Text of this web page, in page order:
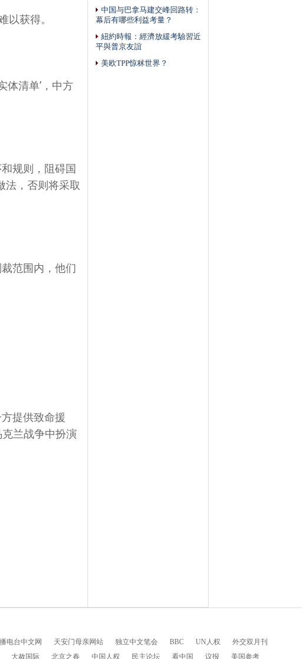
以获得。
体清单’，中方
规则，阻碍国
法，否则将采取
范围内，他们
提供致命援
兰战争中扮演
中国与巴拿马建交峰回路转：
幕后有哪些利益考量？
紐約時報：經濟放緩考驗習近
平與普京友誼
美欧TPP惊秫世界？
电台中文网 天安门母亲网站 独立中文笔会 BBC UN人权
外交双月刊
大赦国际 北京之春 中国人权 民主论坛 看中国 议报 美国参考